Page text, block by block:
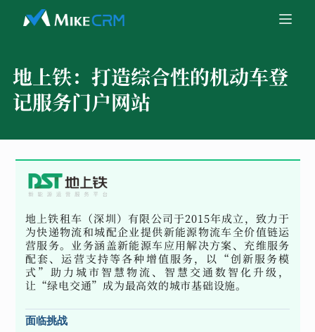
地上铁： 打造综合性的机动车登
记服务门户网站
地上铁租车（深圳）有限公司于2015年成立，致力于
为快递物流和城配企业提供新能源物流车全价值链运
营服务。业务涵盖新能源车应用解决方案、充维服务
配套、运营支持等各种增值服务，以“创新服务模
式”助力城市智慧物流、智慧交通数智化升级，
让“绿电交通”成为最高效的城市基础设施。
面临挑战